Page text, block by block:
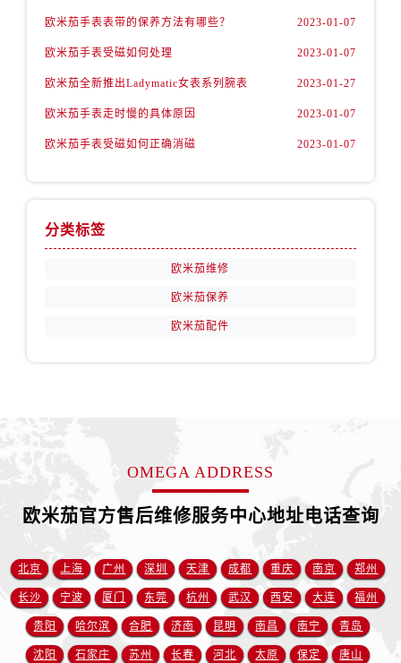
安徽省亳州市谯城区魏武大道欧米茄售后服务中心（需提前预约）
福建省龙岩市新罗区九一南路欧米茄售后服务中心（需提前预约）
福建省宁德市蕉城区天湖东路欧米茄售后服务中心（需提前预约）
福建省莆田市城厢区霞林街道荔华东大道欧米茄售后服务中心（需提前预约）
福建省三明市三元区东乾二路欧米茄售后服务中心（需提前预约）
福建省漳州市龙文区步港路欧米茄售后服务中心（需提前预约）
欧米茄手表表带的保养方法有哪些？ 2023-01-07
欧米茄手表受磁如何处理 2023-01-07
欧米茄全新推出Ladymatic女表系列腕表 2023-01-27
欧米茄手表走时慢的具体原因 2023-01-07
欧米茄手表受磁如何正确消磁 2023-01-07
分类标签
欧米茄维修
欧米茄保养
欧米茄配件
OMEGA ADDRESS
欧米茄官方售后维修服务中心地址电话查询
北京 上海 广州 深圳 天津 成都 重庆 南京 郑州
长沙 宁波 厦门 东莞 杭州 武汉 西安 大连 福州
贵阳 哈尔滨 合肥 济南 昆明 南昌 南宁 青岛
沈阳 石家庄 苏州 长春 河北 太原 保定 唐山